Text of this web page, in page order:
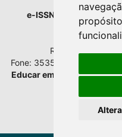
e-ISSN : 1984-0411 |
Setor de
Rua Rockefeller,
Fone: 3535-6207 | Bairro:
Educar em Revistaesta
Atribuição